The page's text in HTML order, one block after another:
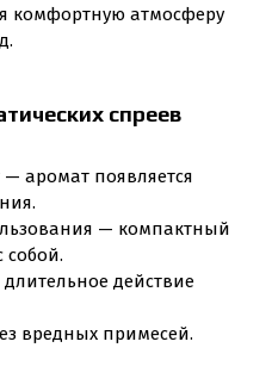
комфортную атмосферу
спреев
аромат появляется
— компактный
собой.
действие
вредных примесей.